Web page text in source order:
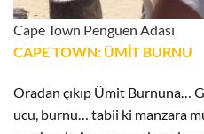
Cape Town Penguen Adası
CAPE TOWN: ÜMİT BURNU
Oradan çıkıp Ümit Burnuna…
ucu, burnu… tabii ki manzara